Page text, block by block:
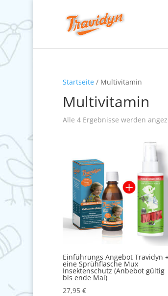
Startseite/ Multivitamin
Multivitamin
Alle 4 Ergebnisse werden
Einführungs Angebot Travidyn
eine Sprühflasche Mux
Insektenschutz (Anbebot gültig
bis ende Mai)
27,95 €